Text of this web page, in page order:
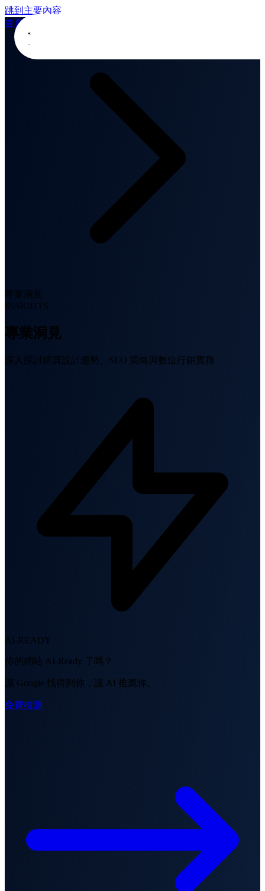
跳到主要內容
首頁
專業洞見
INSIGHTS
專業洞見
深入探討網頁設計趨勢、SEO 策略與數位行銷實務
AI-READY
你的網站 AI-Ready 了嗎？
讓 Google 找得到你，讓 AI 推薦你。
免費檢測